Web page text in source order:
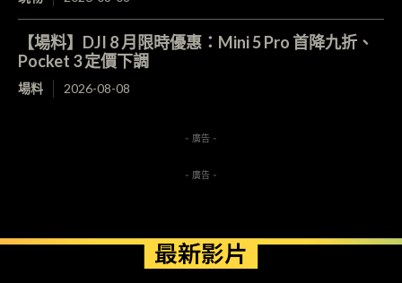
【場料】DJI 8 月限時優惠：Mini 5 Pro 首降九折、
Pocket 3 定價下調
場料 2026-08-08
- 廣告 -
- 廣告 -
最新影片